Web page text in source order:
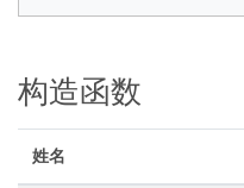
构造函数
姓名